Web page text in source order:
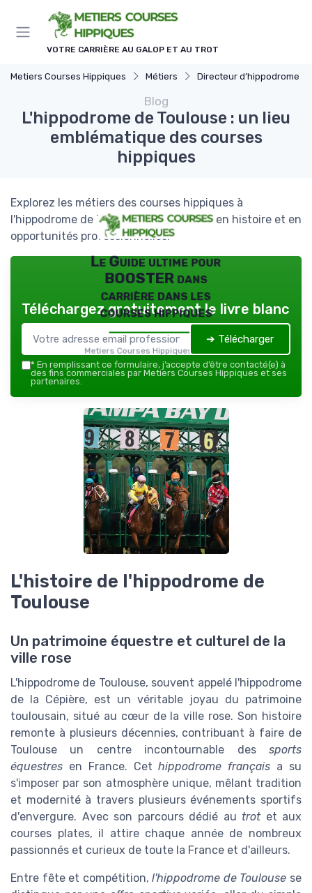
VOTRE CARRIÈRE AU GALOP ET AU TROT
Metiers Courses Hippiques Métiers Directeur d’hippodrome
Blog
L'hippodrome de Toulouse : un lieu
emblématique des courses
hippiques
Explorez les métiers des courses hippiques à
l'hippodrome de Toulouse, un lieu riche en histoire et en
opportunités professionnelles.
Le Guide ultime pour
BOOSTER dans
carrière dans les
courses hippiques
Metiers Courses Hippiques — 2026
Téléchargez gratuitement le livre blanc
➔ Télécharger
* En remplissant ce formulaire, j’accepte d’être contacté(e) à
des fins commerciales par Metiers Courses Hippiques et ses
partenaires.
L'histoire de l'hippodrome de
Toulouse
Un patrimoine équestre et culturel de la
ville rose
L'hippodrome de Toulouse, souvent appelé l'hippodrome
de la Cépière, est un véritable joyau du patrimoine
toulousain, situé au cœur de la ville rose. Son histoire
remonte à plusieurs décennies, contribuant à faire de
Toulouse un centre incontournable des sports
équestres en France. Cethippodrome français a su
s'imposer par son atmosphère unique, mêlant tradition
et modernité à travers plusieurs événements sportifs
d'envergure. Avec son parcours dédié au trotet aux
courses plates, il attire chaque année de nombreux
passionnés et curieux de toute la France et d'ailleurs.
Entre fête et compétition,l'hippodrome de Toulouse se
Panneau de gestion des cookies